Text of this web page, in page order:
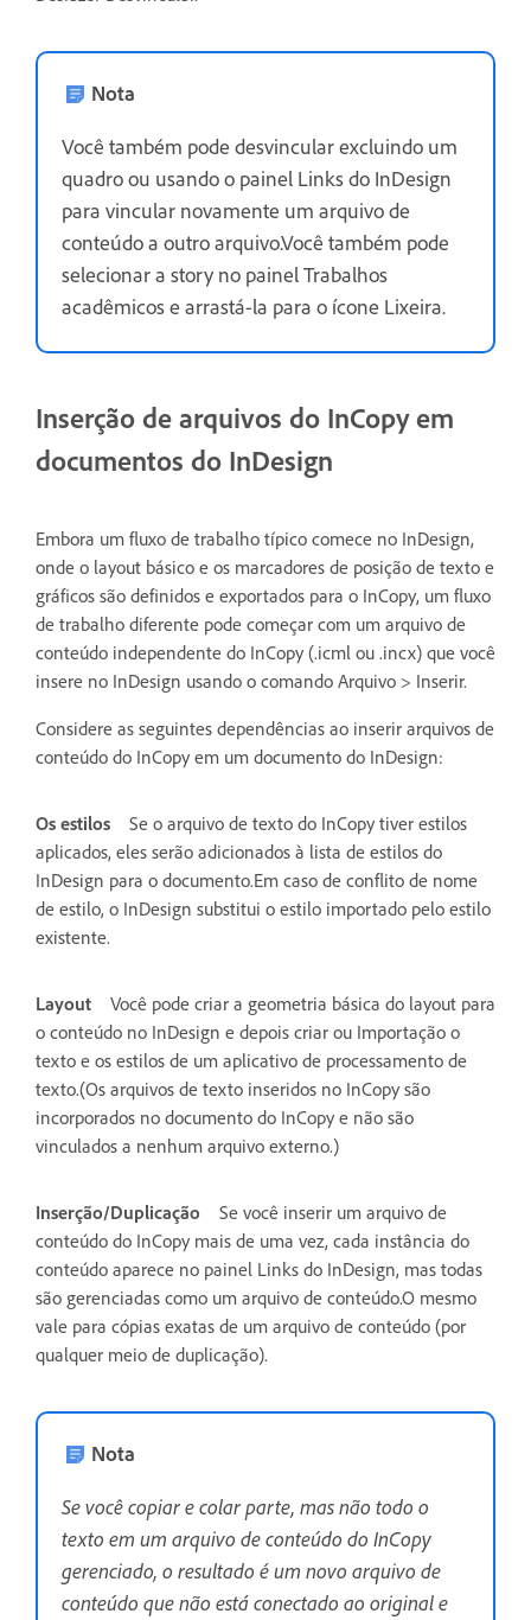
Nota
Você também pode desvincular excluindo um
quadro ou usando o painel Links do InDesign
para vincular novamente um arquivo de
conteúdo a outro arquivo.Você também pode
selecionar a story no painel Trabalhos
acadêmicos e arrastá-la para o ícone Lixeira.
Inserção de arquivos do InCopy em
documentos do InDesign
Embora um fluxo de trabalho típico comece no InDesign,
onde o layout básico e os marcadores de posição de texto e
gráficos são definidos e exportados para o InCopy, um fluxo
de trabalho diferente pode começar com um arquivo de
conteúdo independente do InCopy (.icml ou .incx) que você
insere no InDesign usando o comando Arquivo > Inserir.
Considere as seguintes dependências ao inserir arquivos de
conteúdo do InCopy em um documento do InDesign:
Os estilos
Se o arquivo de texto do InCopy tiver estilos
aplicados, eles serão adicionados à lista de estilos do
InDesign para o documento.Em caso de conflito de nome
de estilo, o InDesign substitui o estilo importado pelo estilo
existente.
Layout
Você pode criar a geometria básica do layout para
o conteúdo no InDesign e depois criar ou Importação o
texto e os estilos de um aplicativo de processamento de
texto.(Os arquivos de texto inseridos no InCopy são
incorporados no documento do InCopy e não são
vinculados a nenhum arquivo externo.)
Inserção/Duplicação
Se você inserir um arquivo de
conteúdo do InCopy mais de uma vez, cada instância do
conteúdo aparece no painel Links do InDesign, mas todas
são gerenciadas como um arquivo de conteúdo.O mesmo
vale para cópias exatas de um arquivo de conteúdo (por
qualquer meio de duplicação).
Nota
Se você copiar e colar parte, mas não todo o
texto em um arquivo de conteúdo do InCopy
gerenciado, o resultado é um novo arquivo de
conteúdo que não está conectado ao original e